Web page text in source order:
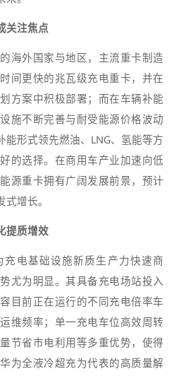
关注焦点
海外国家与地区，主流重卡制造
间更快的兆瓦级充电重卡，并在
方案中积极部署；而在车辆补能
施不断完善与耐受能源价格波动
形式领先燃油、LNG、氢能等方
的选择。在商用车产业加速向低
源重卡拥有广阔发展前景，预计
增长。
提质增效
电基础设施新质生产力快速商
尤为明显。其具备充电场站投入
目前正在运行的不同充电倍率车
维频率；单一充电车位高效周转
节省市电利用等多重优势，使得
为全液冷超充为代表的高质量解